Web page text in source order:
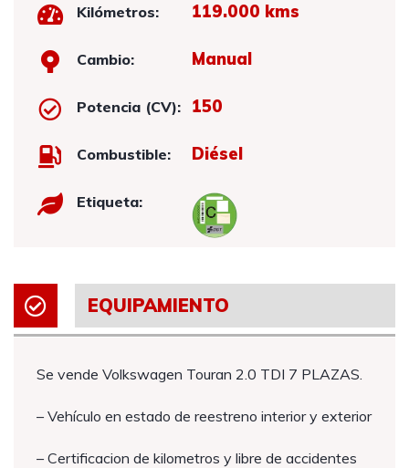
Kilómetros: 119.000 kms
Cambio: Manual
Potencia (CV): 150
Combustible: Diésel
Etiqueta:
EQUIPAMIENTO
Se vende Volkswagen Touran 2.0 TDI 7 PLAZAS.
– Vehículo en estado de reestreno interior y exterior
– Certificacion de kilometros y libre de accidentes